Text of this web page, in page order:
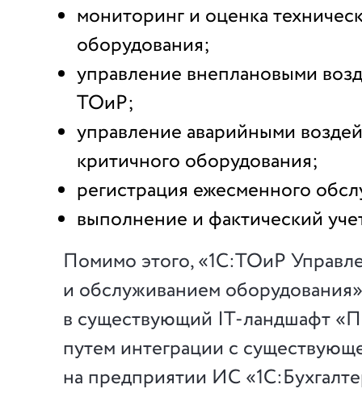
мониторинг и оценка
оборудования;
управление внеплановыми
ТОиР;
управление аварийными
критичного оборудования;
регистрация ежесменного
выполнение и фактический
Помимо этого, «1С:ТОиР
и обслуживанием
в существующий IT-ландшафт
путем интеграции с
на предприятии ИС